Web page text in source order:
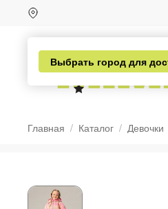
Выбрать город для
Главная Каталог Девочки